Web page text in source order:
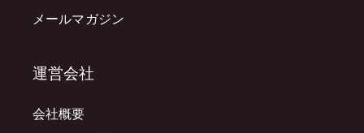
メールマガジン
運営会社
会社概要